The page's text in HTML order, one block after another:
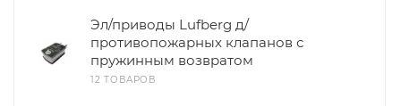
Эл/приводы Lufberg д/
противопожарных клапанов с
пружинным возвратом
12 ТОВАРОВ